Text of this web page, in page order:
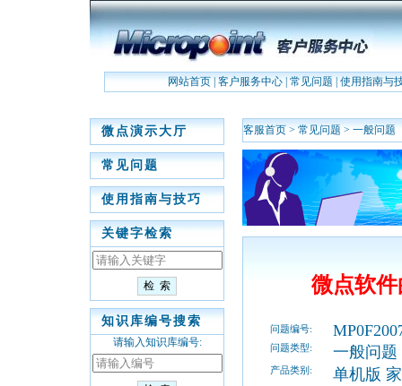
网站首页| 客户服务中心| 常见问题 使用指南与
微点演示大厅
常见问题
使用指南与技巧
关键字检索
知识库编号搜索
请输入知识库编号:
客服首页 > 常见问题 > 一般问题
微点软
问题编号:
问题类型: 一般问题
产品类别: 单机版